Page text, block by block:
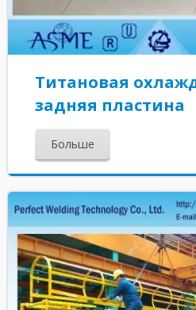
Титановая
задняя пластина
Больше